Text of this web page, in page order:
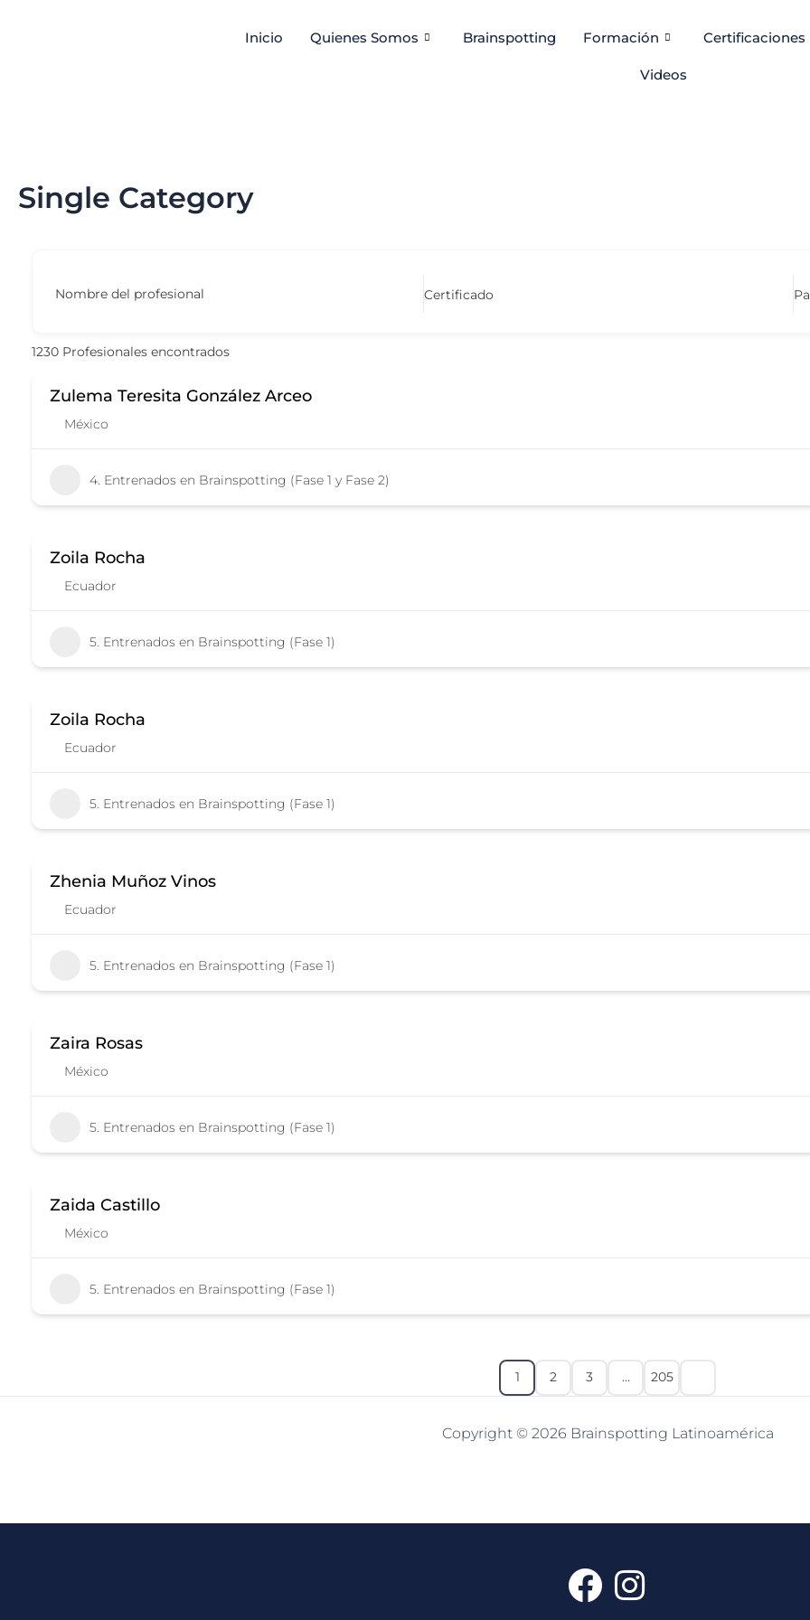
Inicio Quienes Somos Brainspotting Formación Certificaciones
Videos
Single Category
Nombre del profesional Certificado
1230 Profesionales encontrados
Zulema Teresita González Arceo
México
4. Entrenados en Brainspotting (Fase 1 y Fase 2)
Zoila Rocha
Ecuador
5. Entrenados en Brainspotting (Fase 1)
Zoila Rocha
Ecuador
5. Entrenados en Brainspotting (Fase 1)
Zhenia Muñoz Vinos
Ecuador
5. Entrenados en Brainspotting (Fase 1)
Zaira Rosas
México
5. Entrenados en Brainspotting (Fase 1)
Zaida Castillo
México
5. Entrenados en Brainspotting (Fase 1)
1 2 3 … 205
Copyright © 2026 Brainspotting Latinoamérica
F
I